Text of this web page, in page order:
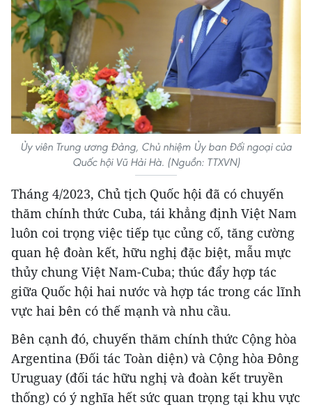
Ủy viên Trung ương Đảng, Chủ nhiệm Ủy ban Đối ngoại của
Quốc hội Vũ Hải Hà. (Nguồn: TTXVN)
Tháng 4/2023, Chủ tịch Quốc hội đã có chuyến
thăm chính thức Cuba, tái khẳng định Việt Nam
luôn coi trọng việc tiếp tục củng cố, tăng cường
quan hệ đoàn kết, hữu nghị đặc biệt, mẫu mực
thủy chung Việt Nam-Cuba; thúc đẩy hợp tác
giữa Quốc hội hai nước và hợp tác trong các lĩnh
vực hai bên có thế mạnh và nhu cầu.
Bên cạnh đó, chuyến thăm chính thức Cộng hòa
Argentina (Đối tác Toàn diện) và Cộng hòa Đông
Uruguay (đối tác hữu nghị và đoàn kết truyền
thống) có ý nghĩa hết sức quan trọng tại khu vực